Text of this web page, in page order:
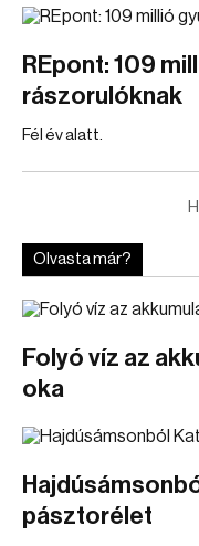
REpont: 109
rászorulóknak
Fél év alatt.
Olvasta már?
Folyó víz az
oka
pásztorélet